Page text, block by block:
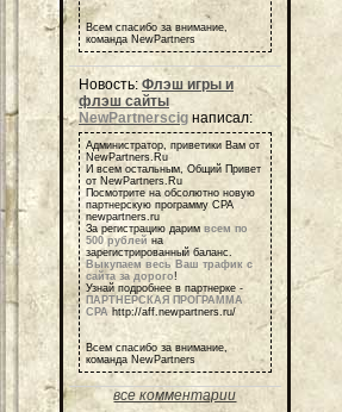
Всем спасибо за внимание,
команда NewPartners
Новость: Флэш игры и
флэш сайты
NewPartnerscig написал:
Администратор, приветики Вам от
NewPartners.Ru
И всем остальным, Общий Привет
от NewPartners.Ru
Посмотрите на обсолютно новую
партнерскую программу СРА
newpartners.ru
За регистрацию дарим всем по
500 рублей на
зарегистрированный баланс.
Выкупаем весь Ваш трафик с
сайта за дорого!
Узнай подробнее в партнерке -
ПАРТНЕРСКАЯ ПРОГРАММА
СРА http://aff.newpartners.ru/
Всем спасибо за внимание,
команда NewPartners
все комментарии